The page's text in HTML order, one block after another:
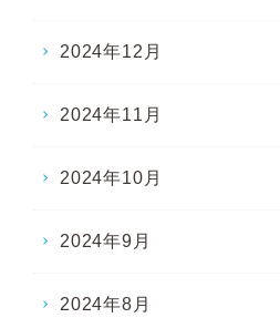
2024年12月
2024年11月
2024年10月
2024年9月
2024年8月